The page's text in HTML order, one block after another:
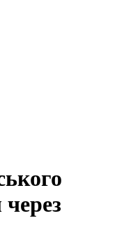
через